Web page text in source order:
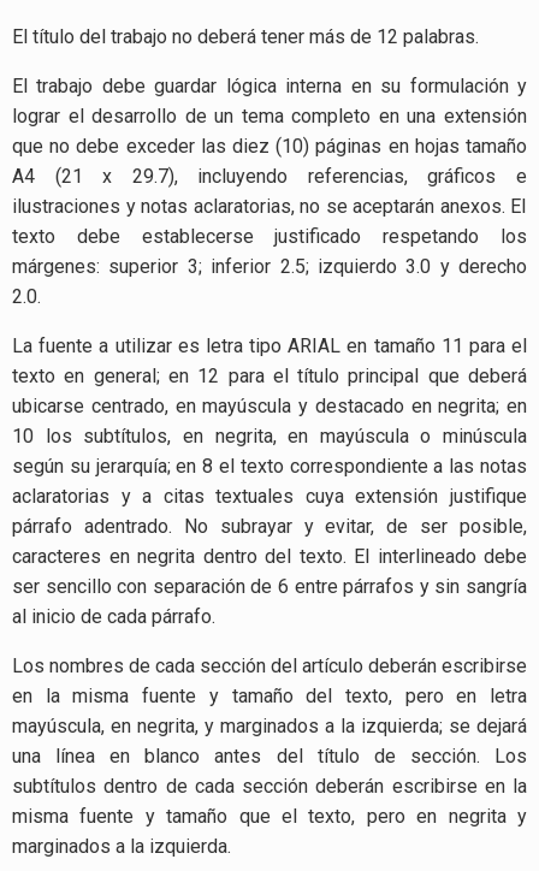
El título del trabajo no deberá tener más de 12 palabras.
El trabajo debe guardar lógica interna en su formulación y
lograr el desarrollo de un tema completo en una extensión
que no debe exceder las diez (10) páginas en hojas tamaño
A4 (21 x 29.7), incluyendo referencias, gráficos e
ilustraciones y notas aclaratorias, no se aceptarán anexos. EI
texto debe establecerse justificado respetando los
márgenes: superior 3; inferior 2.5; izquierdo 3.0 y derecho
2.0.
La fuente a utilizar es letra tipo ARIAL en tamaño 11 para el
texto en general; en 12 para el título principal que deberá
ubicarse centrado, en mayúscula y destacado en negrita; en
10 los subtítulos, en negrita, en mayúscula o minúscula
según su jerarquía; en 8 el texto correspondiente a las notas
aclaratorias y a citas textuales cuya extensión justifique
párrafo adentrado. No subrayar y evitar, de ser posible,
caracteres en negrita dentro del texto. El interlineado debe
ser sencillo con separación de 6 entre párrafos y sin sangría
al inicio de cada párrafo.
Los nombres de cada sección del artículo deberán escribirse
en la misma fuente y tamaño del texto, pero en letra
mayúscula, en negrita, y marginados a la izquierda; se dejará
una línea en blanco antes del título de sección. Los
subtítulos dentro de cada sección deberán escribirse en la
misma fuente y tamaño que el texto, pero en negrita y
marginados a la izquierda.